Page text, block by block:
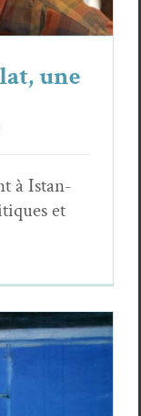
une
à Istan­
et